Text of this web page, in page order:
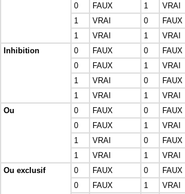
0
FAUX 1 VRAI
1
VRAI 0 FAUX
1
VRAI 1 VRAI
Inhibition
0 FAUX 0 FAUX
0
FAUX 1 VRAI
1
VRAI 0 FAUX
1
VRAI 1 VRAI
Ou
0 FAUX 0 FAUX
0
FAUX 1 VRAI
1
VRAI 0 FAUX
1
VRAI 1 VRAI
Ou exclusif
0 FAUX 0 FAUX
0
FAUX 1 VRAI